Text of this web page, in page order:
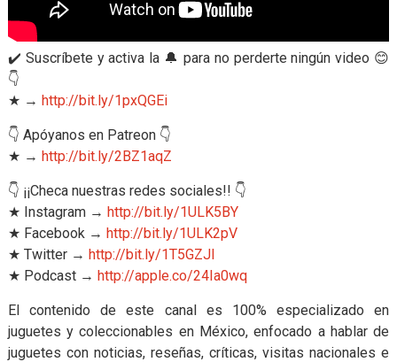
✔️ Suscríbete y activa la 🔔 para no perderte ningún video 😊
👇
★ → http://bit.ly/1pxQGEi
👇 Apóyanos en Patreon 👇
★ → http://bit.ly/2BZ1aqZ
👇 ¡¡Checa nuestras redes sociales!! 👇
★ Instagram → http://bit.ly/1ULK5BY
★ Facebook → http://bit.ly/1ULK2pV
★ Twitter → http://bit.ly/1T5GZJl
★ Podcast → http://apple.co/24Ia0wq
El contenido de este canal es 100% especializado en
juguetes y coleccionables en México, enfocado a hablar de
juguetes con noticias, reseñas, críticas, visitas nacionales e